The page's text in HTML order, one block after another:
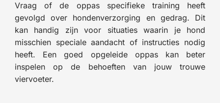
Vraag of de oppas specifieke training heeft
gevolgd over hondenverzorging en gedrag. Dit
kan handig zijn voor situaties waarin je hond
misschien speciale aandacht of instructies nodig
heeft. Een goed opgeleide oppas kan beter
inspelen op de behoeften van jouw trouwe
viervoeter.